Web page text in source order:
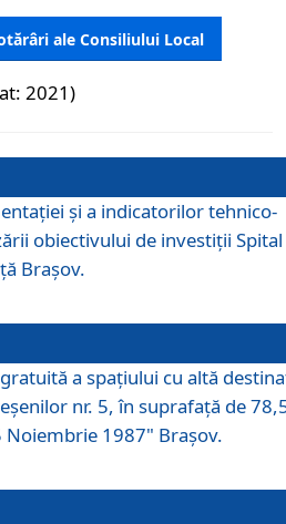
ale Consiliului Local
2021)
și a indicatorilor tehnico-
obiectivului de investiții Spital
Brașov.
a spaţiului cu altă
nr. 5, în suprafaţă de
1987" Braşov.